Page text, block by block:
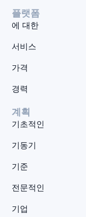
플랫폼
에 대한
서비스
가격
경력
계획
기초적인
기동기
기준
전문적인
기업